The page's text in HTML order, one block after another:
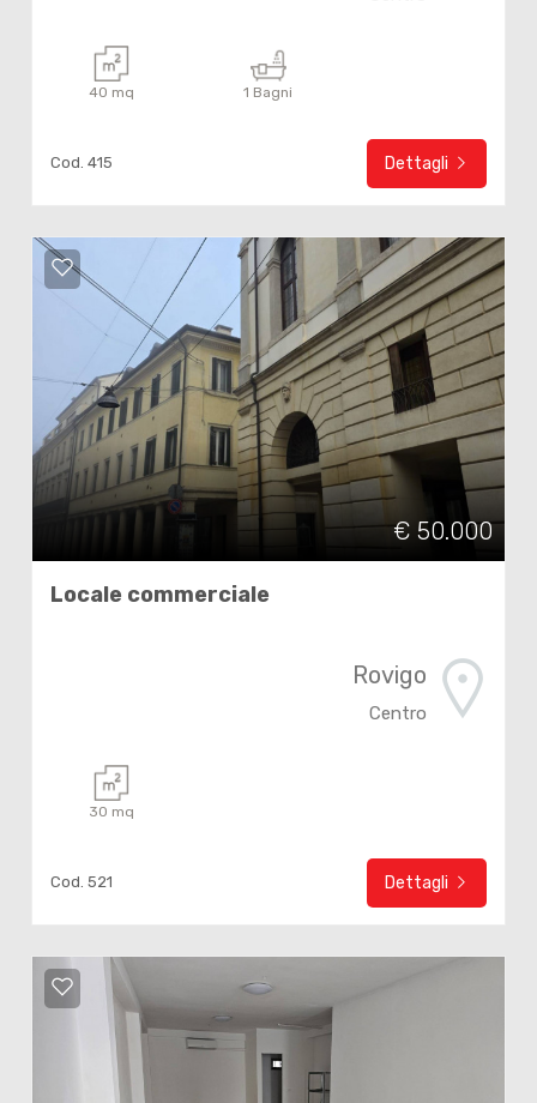
40 mq 1 Bagni
Cod. 415 Dettagli
€ 50.000
Locale commerciale
Rovigo
Centro
30 mq
Cod. 521 Dettagli